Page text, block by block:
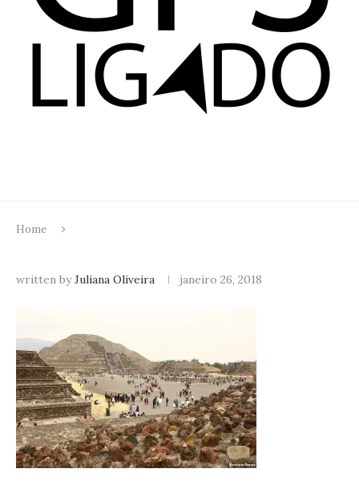
Home
written byJuliana Oliveira janeiro 26, 2018